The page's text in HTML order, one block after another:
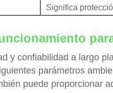
Significa
y confiabilidad a largo
parámetros
puede proporcionar